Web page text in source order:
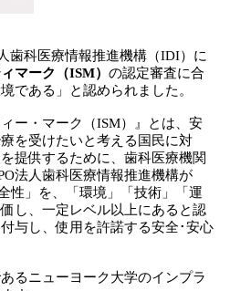
歯科医療情報推進機構（IDI）に
マーク（ISM） の認定審査に合
である」と認められました。
ー・マーク（ISM）』とは、安
を受けたいと考える国民に対
提供するために、歯科医療機関
法人歯科医療情報推進機構が
性」を、「環境」「技術」「運
し、一定レベル以上にあると認
与し、使用を許諾する安全･安心
るニューヨーク大学のインプラ